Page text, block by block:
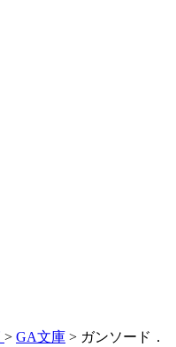
> GA文庫 > ガンソード．